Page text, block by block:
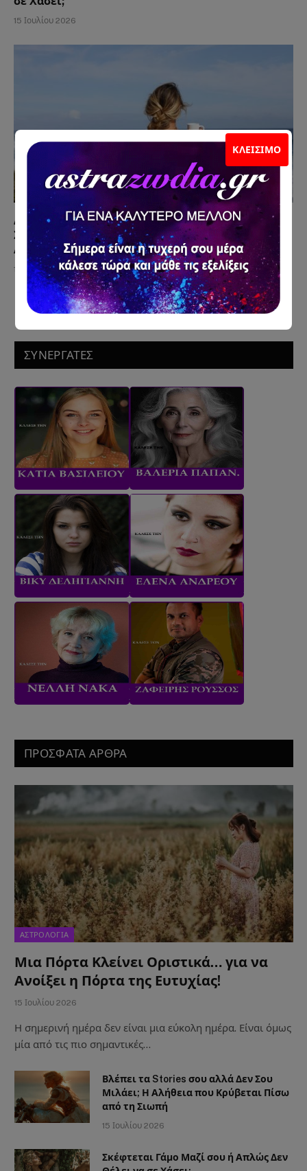
ΚΛΕΊΣΙΜΟ
15 Ιουλίου 2026
Δεν σου Στέλνει, αλλά σε Σκέφτεται Κάθε Μέρα; Η
Συμπεριφορά που Μπερδεύει Χιλιάδες
Ανθρώπους
12 Ιουλίου 2026
ΣΥΝΕΡΓΑΤΕΣ
ΠΡΟΣΦΑΤΑ ΑΡΘΡΑ
ΑΣΤΡΟΛΟΓΙΑ
Μια Πόρτα Κλείνει Οριστικά… για να
Ανοίξει η Πόρτα της Ευτυχίας!
15 Ιουλίου 2026
Η σημερινή ημέρα δεν είναι μια εύκολη ημέρα. Είναι όμως
μία από τις πιο σημαντικές…
Βλέπει τα Stories σου αλλά Δεν Σου
Μιλάει; Η Αλήθεια που Κρύβεται Πίσω
από τη Σιωπή
15 Ιουλίου 2026
Σκέφτεται Γάμο Μαζί σου ή Απλώς Δεν